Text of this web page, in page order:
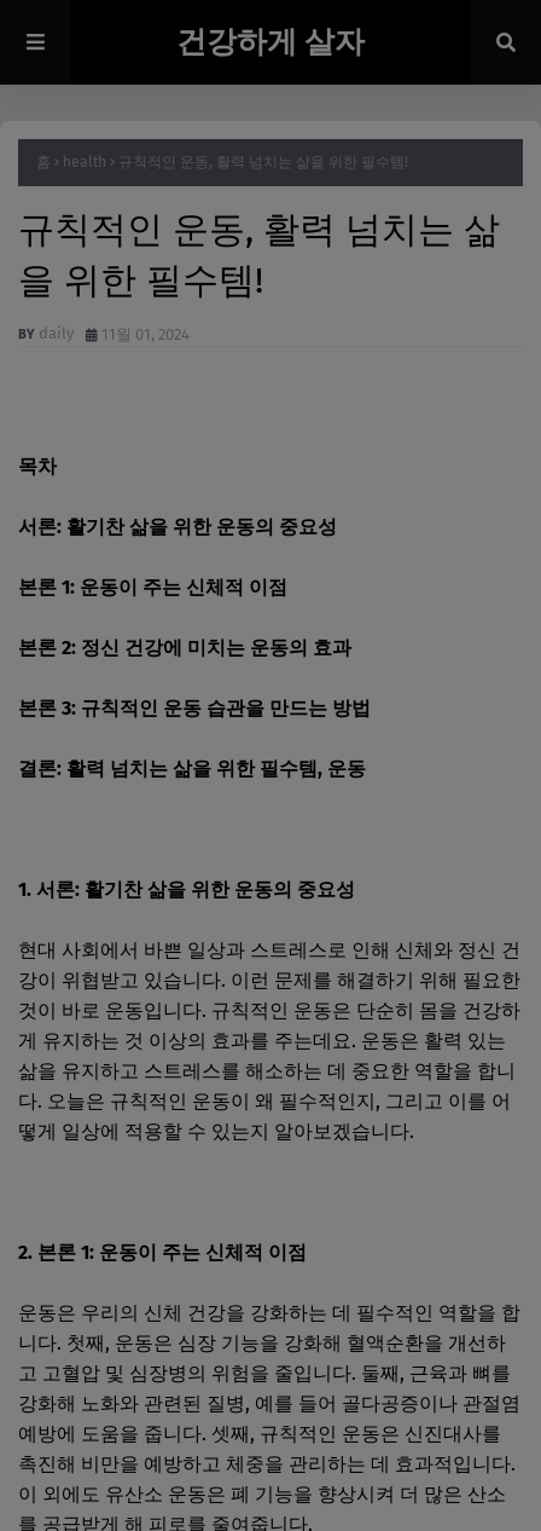
건강하게 살자
홈 health 규칙적인 운동, 활력 넘치는 삶을 위한 필수템!
규칙적인 운동, 활력 넘치는 삶
을 위한 필수템!
daily 11월 01, 2024
목차
서론: 활기찬 삶을 위한 운동의 중요성
본론 1: 운동이 주는 신체적 이점
본론 2: 정신 건강에 미치는 운동의 효과
본론 3: 규칙적인 운동 습관을 만드는 방법
결론: 활력 넘치는 삶을 위한 필수템, 운동
1. 서론: 활기찬 삶을 위한 운동의 중요성
현대 사회에서 바쁜 일상과 스트레스로 인해 신체와 정신 건
강이 위협받고 있습니다. 이런 문제를 해결하기 위해 필요한
것이 바로 운동입니다. 규칙적인 운동은 단순히 몸을 건강하
게 유지하는 것 이상의 효과를 주는데요. 운동은 활력 있는
삶을 유지하고 스트레스를 해소하는 데 중요한 역할을 합니
다. 오늘은 규칙적인 운동이 왜 필수적인지, 그리고 이를 어
떻게 일상에 적용할 수 있는지 알아보겠습니다.
2. 본론 1: 운동이 주는 신체적 이점
운동은 우리의 신체 건강을 강화하는 데 필수적인 역할을 합
니다. 첫째, 운동은 심장 기능을 강화해 혈액순환을 개선하
고 고혈압 및 심장병의 위험을 줄입니다. 둘째, 근육과 뼈를
강화해 노화와 관련된 질병, 예를 들어 골다공증이나 관절염
예방에 도움을 줍니다. 셋째, 규칙적인 운동은 신진대사를
촉진해 비만을 예방하고 체중을 관리하는 데 효과적입니다.
이 외에도 유산소 운동은 폐 기능을 향상시켜 더 많은 산소
를 공급받게 해 피로를 줄여줍니다.